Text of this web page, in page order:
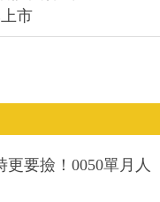
市
要撿！0050單月人